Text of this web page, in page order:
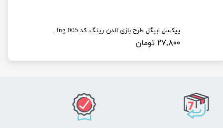
پیکسل ابیگل طرح بازی الدن رینگ کد elden ring 005
۲۷,۸۰۰ تومان